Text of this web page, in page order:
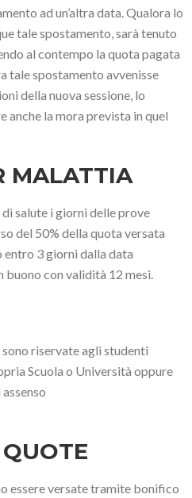
ad un’altra data. Qualora lo
tale spostamento, sarà tenuto
al contempo la quota pagata
tale spostamento avvenisse
della nuova sessione, lo
anche la mora prevista in quel
MALATTIA
salute i giorni delle prove
del 50% della quota versata
3 giorni dalla data
buono con validità 12 mesi.
riservate agli studenti
Scuola o Università oppure
essere versate tramite bonifico